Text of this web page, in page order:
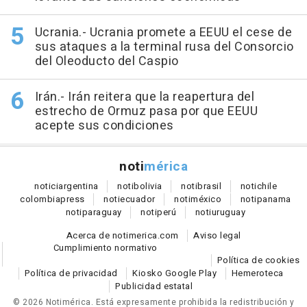
Ucrania.- Ucrania promete a EEUU el cese de
sus ataques a la terminal rusa del Consorcio
del Oleoducto del Caspio
Irán.- Irán reitera que la reapertura del
estrecho de Ormuz pasa por que EEUU
acepte sus condiciones
notimérica
noticiargentina notibolivia notibrasil notichile
colombiapress notiecuador notiméxico notipanama
notiparaguay notiperú notiuruguay
Acerca de notimerica.com
Aviso legal
Cumplimiento normativo
Política de cookies
Política de privacidad
Kiosko Google Play
Hemeroteca
Publicidad estatal
© 2026 Notimérica. Está expresamente prohibida la redistribución y